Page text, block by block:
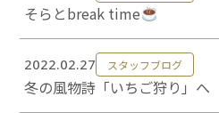
そらとbreak time
2022.02.27 スタッフブログ
冬の風物詩「いちご狩り」へ